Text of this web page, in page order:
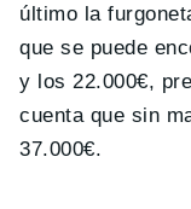
último la
que se puede
y los 22.000€,
cuenta que sin
37.000€.